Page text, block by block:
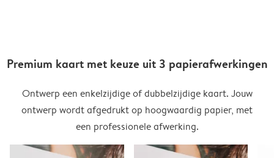
Premium kaart met keuze uit 3 papierafwerkingen
Ontwerp een enkelzijdige of dubbelzijdige kaart. Jouw
ontwerp wordt afgedrukt op hoogwaardig papier, met
een professionele afwerking.